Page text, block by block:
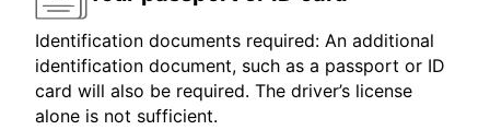
Identification documents required: An additional
identification document, such as a passport or ID
card will also be required. The driver’s license
alone is not sufficient.